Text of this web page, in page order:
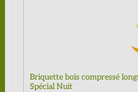
Briquette bois compressé
Spécial Nuit